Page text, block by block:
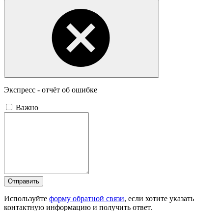
Экспресс - отчёт об ошибке
Важно
Отправить
Используйте форму обратной связи, если хотите указать
контактную информацию и получить ответ.